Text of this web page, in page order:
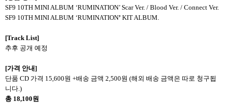
SF9 10TH MINI ALBUM ‘RUMINATION’ Scar Ver. / Blood Ver. / Connect Ver.
SF9 10TH MINI ALBUM ‘RUMINATION’ KIT ALBUM.
[Track List]
추후 공개 예정
[가격 안내]
단품 CD 가격 15,600원 +배송 금액 2,500원 (해외 배송 금액은 따로 청구됩
니다.)
총 18,100원